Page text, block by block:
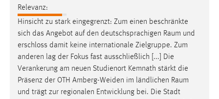
Relevanz:
Hinsicht zu stark eingegrenzt: Zum einen beschränkte
sich das Angebot auf den deutschsprachigen Raum und
erschloss damit keine internationale Zielgruppe. Zum
anderen lag der Fokus fast ausschließlich [...] Die
Verankerung am neuen Studienort Kemnath stärkt die
Präsenz der OTH Amberg-Weiden im ländlichen Raum
und trägt zur regionalen Entwicklung bei. Die Stadt